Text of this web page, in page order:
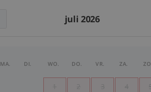
juli 2026
MA. DI. WO. DO. VR. ZA.
1 2 3 4